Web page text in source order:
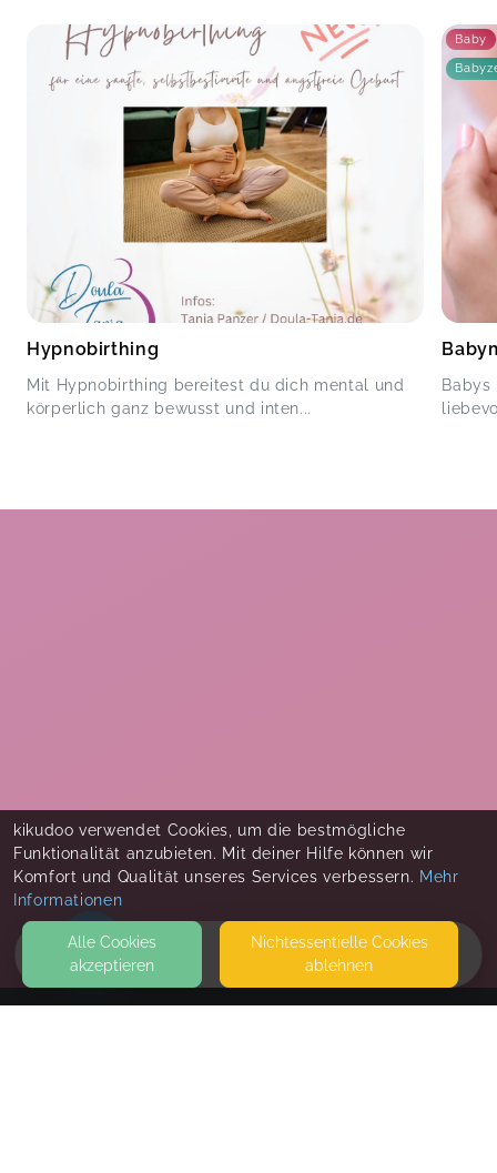
HOME
Hypnobirthing
Mit Hypnobirthing bereitest du dich mental und
körperlich ganz bewusst und inten...
Baby
Babys
kikudoo verwendet Cookies, um die bestmögliche
Funktionalität anzubieten. Mit deiner Hilfe können wir
Komfort und Qualität unseres Services verbessern. Mehr
Informationen
Alle Cookies
akzeptieren
Nicht­essentielle Cookies
ablehnen